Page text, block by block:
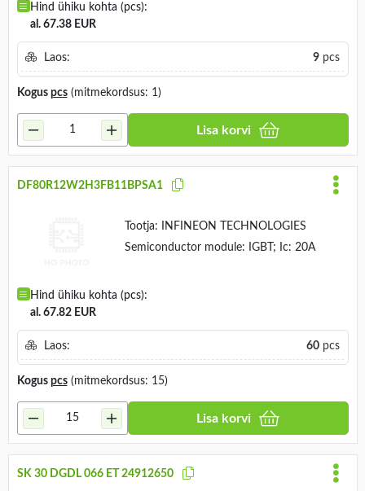
Hind ühiku kohta (pcs):
al. 67.38 EUR
Laos: 9pcs
Kogus pcs(mitmekordsus: 1)
Lisa korvi
DF80R12W2H3FB11BPSA1
Tootja:
INFINEON TECHNOLOGIES
Semiconductor module: IGBT; Ic: 20A
Hind ühiku kohta (pcs):
al. 67.82 EUR
Laos: 60pcs
Kogus pcs(mitmekordsus: 15)
Lisa korvi
SK 30 DGDL 066 ET 24912650